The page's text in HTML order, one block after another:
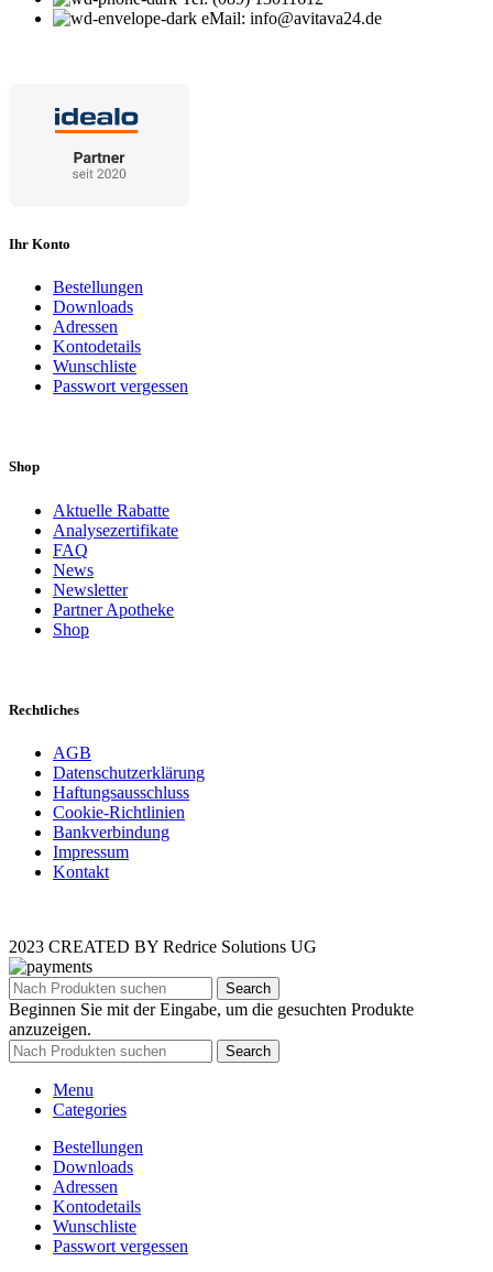
eMail: info@avitava24.de
Ihr Konto
Bestellungen
Downloads
Adressen
Kontodetails
Wunschliste
Passwort vergessen
Shop
Aktuelle Rabatte
Analysezertifikate
FAQ
News
Newsletter
Partner Apotheke
Shop
Rechtliches
AGB
Datenschutzerklärung
Haftungsausschluss
Cookie-Richtlinien
Bankverbindung
Impressum
Kontakt
2023 CREATED BY Redrice Solutions UG
Search
Beginnen Sie mit der Eingabe, um die gesuchten Produkte
anzuzeigen.
Search
Menu
Categories
Bestellungen
Downloads
Adressen
Kontodetails
Wunschliste
Passwort vergessen